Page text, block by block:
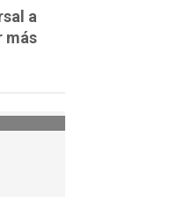
a
más